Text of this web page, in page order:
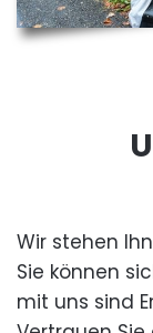
Wir stehen
Sie können
mit uns sind